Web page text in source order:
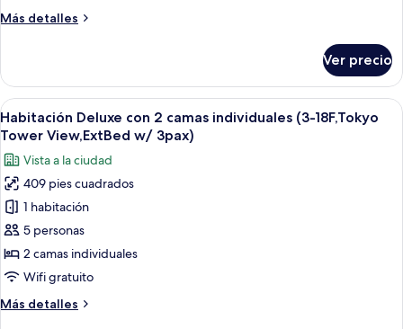
size,
fumadores
(TokyoTowerView,
LoungeAccess,
29-
31F)
Más detalles
Más
Club,
cama
King
para
no
fumadores
(TokyoTowerView,
LoungeAccess,
31F)
Ver precio
Abrir
todas
las
fotos
de
Habitación
Deluxe
con
2
individuales
Una pareja parada junto a un
11
Habitación Deluxe con 2 camas individuales (3-18F,Tokyo
Tower View,ExtBed w/ 3pax)
Vista a la ciudad
409 pies cuadrados
1 habitación
5 personas
2 camas individuales
Wifi gratuito
Más detalles
Más